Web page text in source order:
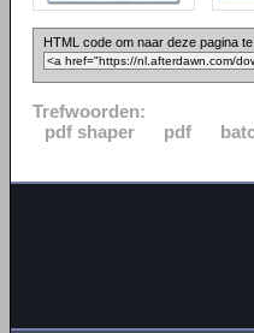
HTML code om naar deze pagina
Trefwoorden:
pdf shaper
pdf